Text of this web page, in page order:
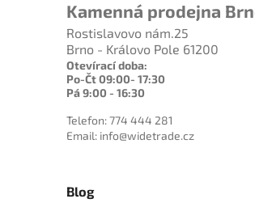
Kamenná prodejna
Rostislavovo nám.25
Brno - Královo Pole 61200
Otevírací doba:
Po-Čt 09:00- 17:30
Pá 9:00 - 16:30
Telefon: 774 444 281
Email: info@widetrade.cz
Blog
3 128 Kč